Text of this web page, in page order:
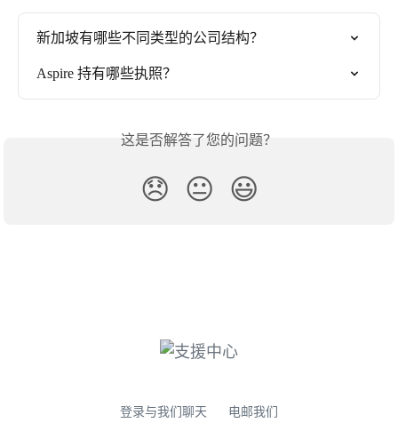
新加坡有哪些不同类型的公司结构？
Aspire 持有哪些执照？
这是否解答了您的问题？
😞 😐 😃
登录与我们聊天 电邮我们